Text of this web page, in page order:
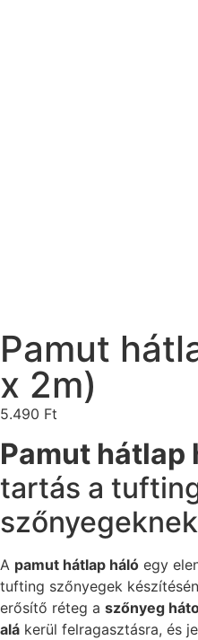
Pamut
x 2m)
5.490 Ft
Pamut hátlap
tartás a
szőnyegeknek
A pamut hátlap háló egy
tufting szőnyegek
erősítő réteg a szőnyeg
alá kerül felragasztásra, és